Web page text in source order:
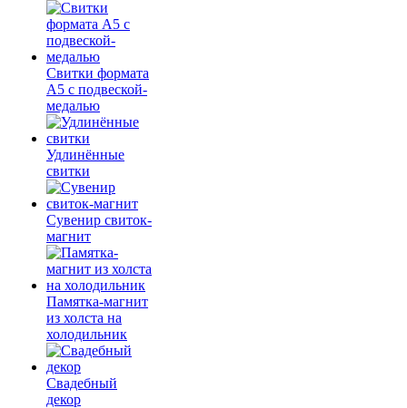
Свитки формата
А5 с подвеской-
медалью
Удлинённые
свитки
Сувенир свиток-
магнит
Памятка-магнит
из холста на
холодильник
Свадебный
декор